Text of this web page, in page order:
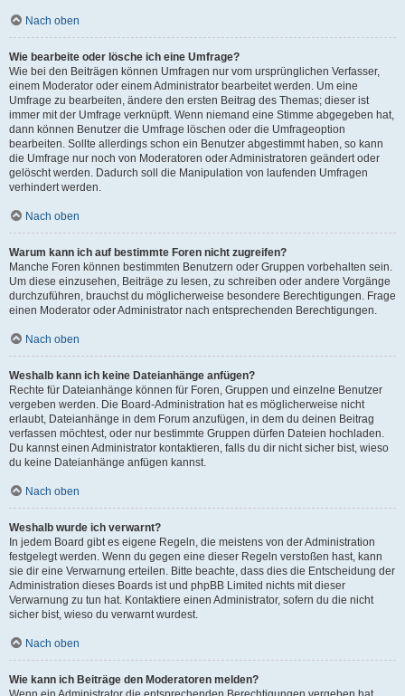
Nach oben
Wie bearbeite oder lösche ich eine Umfrage?
Wie bei den Beiträgen können Umfragen nur vom ursprünglichen Verfasser,
einem Moderator oder einem Administrator bearbeitet werden. Um eine
Umfrage zu bearbeiten, ändere den ersten Beitrag des Themas; dieser ist
immer mit der Umfrage verknüpft. Wenn niemand eine Stimme abgegeben hat,
dann können Benutzer die Umfrage löschen oder die Umfrageoption
bearbeiten. Sollte allerdings schon ein Benutzer abgestimmt haben, so kann
die Umfrage nur noch von Moderatoren oder Administratoren geändert oder
gelöscht werden. Dadurch soll die Manipulation von laufenden Umfragen
verhindert werden.
Nach oben
Warum kann ich auf bestimmte Foren nicht zugreifen?
Manche Foren können bestimmten Benutzern oder Gruppen vorbehalten sein.
Um diese einzusehen, Beiträge zu lesen, zu schreiben oder andere Vorgänge
durchzuführen, brauchst du möglicherweise besondere Berechtigungen. Frage
einen Moderator oder Administrator nach entsprechenden Berechtigungen.
Nach oben
Weshalb kann ich keine Dateianhänge anfügen?
Rechte für Dateianhänge können für Foren, Gruppen und einzelne Benutzer
vergeben werden. Die Board-Administration hat es möglicherweise nicht
erlaubt, Dateianhänge in dem Forum anzufügen, in dem du deinen Beitrag
verfassen möchtest, oder nur bestimmte Gruppen dürfen Dateien hochladen.
Du kannst einen Administrator kontaktieren, falls du dir nicht sicher bist, wieso
du keine Dateianhänge anfügen kannst.
Nach oben
Weshalb wurde ich verwarnt?
In jedem Board gibt es eigene Regeln, die meistens von der Administration
festgelegt werden. Wenn du gegen eine dieser Regeln verstoßen hast, kann
sie dir eine Verwarnung erteilen. Bitte beachte, dass dies die Entscheidung der
Administration dieses Boards ist und phpBB Limited nichts mit dieser
Verwarnung zu tun hat. Kontaktiere einen Administrator, sofern du die nicht
sicher bist, wieso du verwarnt wurdest.
Nach oben
Wie kann ich Beiträge den Moderatoren melden?